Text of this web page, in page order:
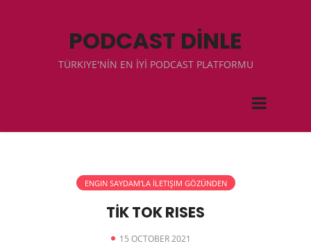
PODCAST DİNLE
TÜRKIYE'NİN EN İYİ PODCAST PLATFORMU
ENGIN SAYDAM'LA İLETIŞIM GÖZÜNDEN
TİK TOK RISES
15 OCTOBER 2021